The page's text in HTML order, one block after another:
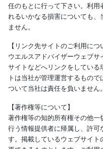
任のもとに行って下さい。利
れるいかなる損害についても
ません。
【リンク先サイトのご利用につ
ウエルスアドバイザーウェブ
サイトなどへリンクをしてい
トは当社が管理運営するもの
ついて当社は責任を負いません。
【著作権等について】
著作権等の知的所有権その他
行う情報提供者に帰属し、許可
す。掲載しているウェブサイト